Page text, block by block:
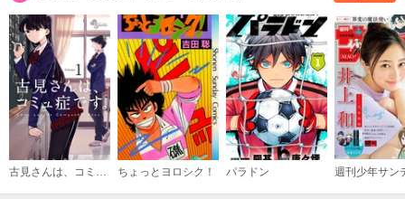
ちょっとヨロシク！ パラドン 週刊少年サン